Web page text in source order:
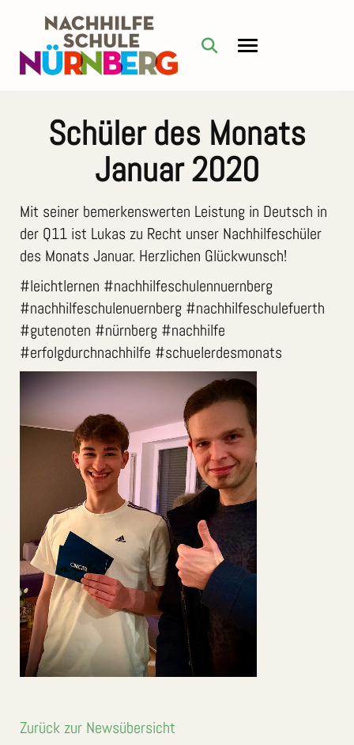
Schüler des Monats
Januar 2020
Mit seiner bemerkenswerten Leistung in Deutsch in
der Q11 ist Lukas zu Recht unser Nachhilfeschüler
des Monats Januar. Herzlichen Glückwunsch!
#leichtlernen #nachhilfeschulennuernberg
#nachhilfeschulenuernberg #nachhilfeschulefuerth
#gutenoten #nürnberg #nachhilfe
#erfolgdurchnachhilfe #schuelerdesmonats
Zurück zur Newsübersicht